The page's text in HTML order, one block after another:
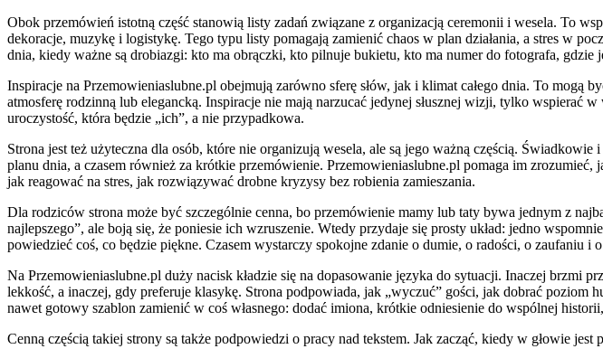
Obok przemówień istotną część stanowią listy zadań związane z organizacją ceremonii i wesela. To
dekoracje, muzykę i logistykę. Tego typu listy pomagają zamienić chaos w plan działania, a stres w
dnia, kiedy ważne są drobiazgi: kto ma obrączki, kto pilnuje bukietu, kto ma numer do fotografa,
Inspiracje na Przemowieniaslubne.pl obejmują zarówno sferę słów, jak i klimat całego dnia. To mogą
atmosferę rodzinną lub elegancką. Inspiracje nie mają narzucać jedynej słusznej wizji, tylko wspierać
uroczystość, która będzie „ich”, a nie przypadkowa.
Strona jest też użyteczna dla osób, które nie organizują wesela, ale są jego ważną częścią.
planu dnia, a czasem również za krótkie przemówienie. Przemowieniaslubne.pl pomaga im
jak reagować na stres, jak rozwiązywać drobne kryzysy bez robienia zamieszania.
Dla rodziców strona może być szczególnie cenna, bo przemówienie mamy lub taty bywa jednym z
najlepszego”, ale boją się, że poniesie ich wzruszenie. Wtedy przydaje się prosty układ: jedno
powiedzieć coś, co będzie piękne. Czasem wystarczy spokojne zdanie o dumie, o radości, o zaufaniu i
Na Przemowieniaslubne.pl duży nacisk kładzie się na dopasowanie języka do sytuacji. Inaczej brzmi
lekkość, a inaczej, gdy preferuje klasykę. Strona podpowiada, jak „wyczuć” gości, jak dobrać
nawet gotowy szablon zamienić w coś własnego: dodać imiona, krótkie odniesienie do wspólnej
Cenną częścią takiej strony są także podpowiedzi o pracy nad tekstem. Jak zacząć, kiedy w głowie